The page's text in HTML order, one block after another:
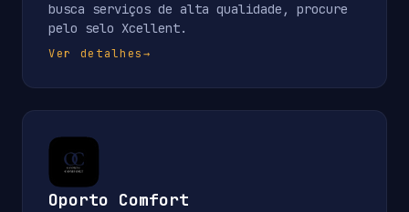
busca serviços de alta qualidade, procure
pelo selo Xcellent.
Ver detalhes→
Oporto Comfort